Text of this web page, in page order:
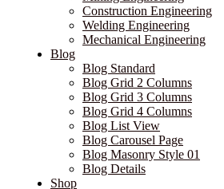
Construction Engineering
Welding Engineering
Mechanical Engineering
Blog
Blog Standard
Blog Grid 2 Columns
Blog Grid 3 Columns
Blog Grid 4 Columns
Blog List View
Blog Carousel Page
Blog Masonry Style 01
Blog Details
Shop